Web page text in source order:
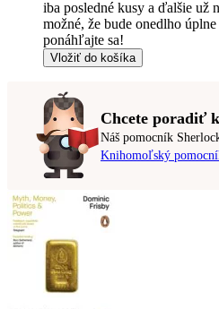
iba posledné kusy a ďalšie už
možné, že bude onedlho
ponáhľajte sa!
Vložiť do košíka
Chcete poradiť
Náš pomocník
Knihomoľský